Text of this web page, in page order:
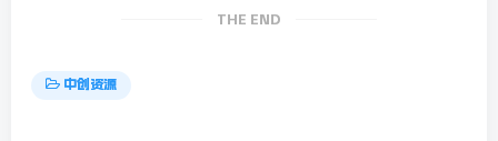
THE END
中创资源